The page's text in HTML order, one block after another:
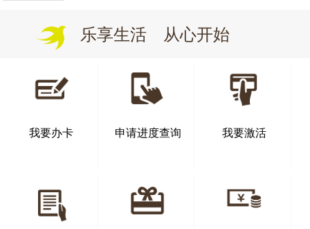
乐享生活 从心开始
我要办卡 申请进度查询 我要激活